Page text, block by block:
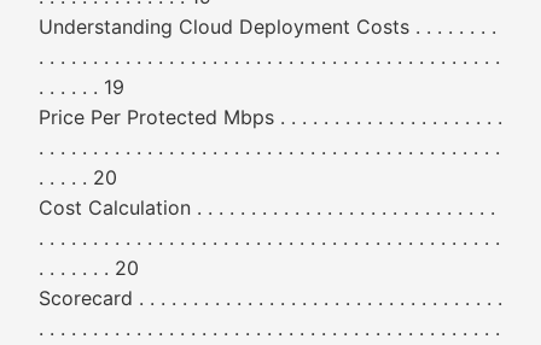
Understanding Cloud Deployment Costs . . . . . . . .
. . . . . . . . . . . . . . . . . . . . . . . . . . . . . . . . . . . . . . . . . . .
. . . . . . 19
Price Per Protected Mbps . . . . . . . . . . . . . . . . . . . . .
. . . . . . . . . . . . . . . . . . . . . . . . . . . . . . . . . . . . . . . . . . .
. . . . . 20
Cost Calculation . . . . . . . . . . . . . . . . . . . . . . . . . . . .
. . . . . . . . . . . . . . . . . . . . . . . . . . . . . . . . . . . . . . . . . . .
. . . . . . . 20
Scorecard . . . . . . . . . . . . . . . . . . . . . . . . . . . . . . . . . .
. . . . . . . . . . . . . . . . . . . . . . . . . . . . . . . . . . . . . . . . . . .